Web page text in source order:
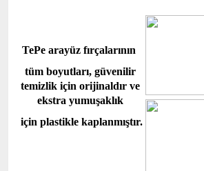
TePe arayüz fırçalarının
tüm boyutları, güvenilir
temizlik için orijinaldır ve
ekstra yumuşaklık
için plastikle kaplanmıştır.